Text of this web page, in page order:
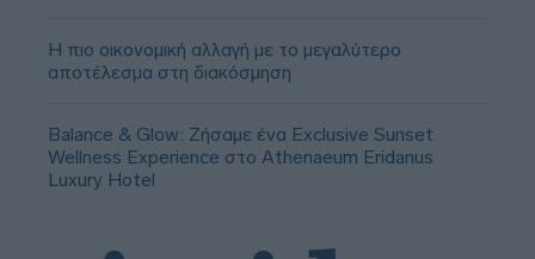
Η πιο οικονομική αλλαγή με το μεγαλύτερο
αποτέλεσμα στη διακόσμηση
Balance & Glow: Ζήσαμε ένα Exclusive Sunset
Wellness Experience στο Athenaeum Eridanus
Luxury Hotel